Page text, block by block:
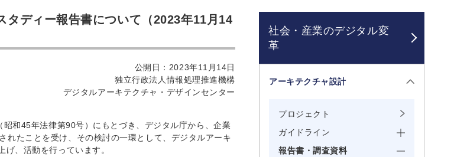
タディー報告書について（2023年11月14
公開日：2023年11月14日
独立行政法人情報処理推進機構
デジタルアーキテクチャ・デザインセンター
和45年法律第90号）にもとづき、デジタル庁から、企業
れたことを受け、その検討の一環として、デジタルアーキ
、活動を行っています。
社会・産業のデジタル変
革
アーキテクチャ設計
プロジェクト
ガイドライン
報告書・調査資料